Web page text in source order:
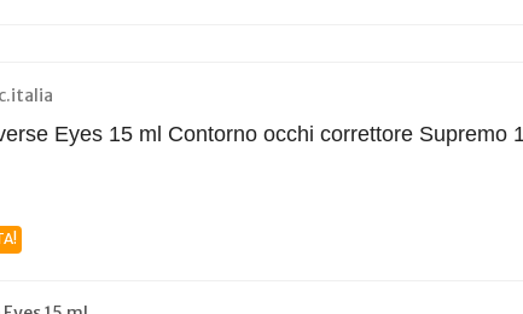
Eyes 15 ml Contorno occhi correttore Supremo